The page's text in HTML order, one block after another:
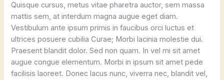
Quisque cursus, metus vitae pharetra auctor, sem massa
mattis sem, at interdum magna augue eget diam.
Vestibulum ante ipsum primis in faucibus orci luctus et
ultrices posuere cubilia Curae; Morbi lacinia molestie dui.
Praesent blandit dolor. Sed non quam. In vel mi sit amet
augue congue elementum. Morbi in ipsum sit amet pede
facilisis laoreet. Donec lacus nunc, viverra nec, blandit vel,